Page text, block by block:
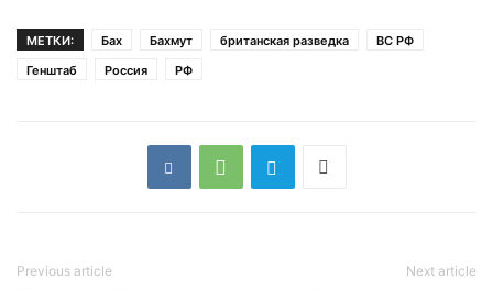
МЕТКИ: Бах Бахмут британская разведка
ВС РФ
Генштаб
Россия РФ
Previous article Next article